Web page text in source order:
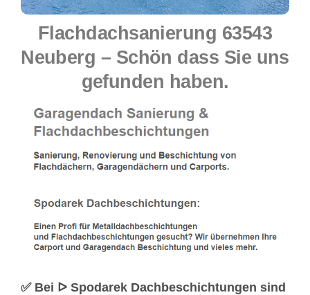
Flachdachsanierung 63543
Neuberg – Schön dass Sie uns
gefunden haben.
✅ Bei ᐅ Spodarek Dachbeschichtungen sind